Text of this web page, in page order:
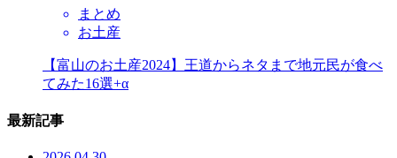
まとめ
お土産
【富山のお土産2024】王道からネタまで地元民が食べ
てみた16選+α
最新記事